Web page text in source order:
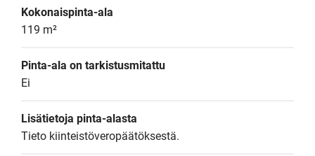
Kokonaispinta-ala
119 m²
Pinta-ala on tarkistusmitattu
Ei
Lisätietoja pinta-alasta
Tieto kiinteistöveropäätöksestä.